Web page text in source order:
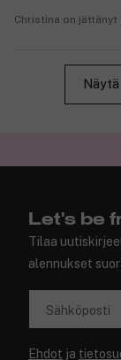
Christina on
Näytä
Let's be
Tilaa
alennukset
Sähköposti
Ehdot ja